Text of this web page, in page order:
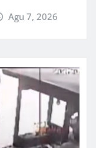
Agu 7, 2026